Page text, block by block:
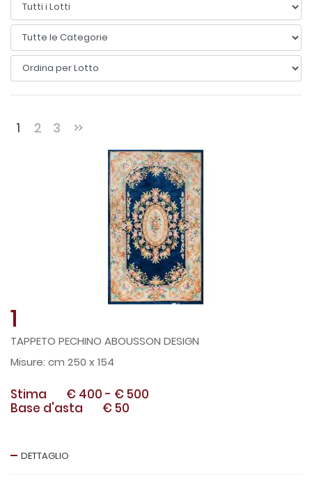
1 2 3
1
TAPPETO PECHINO ABOUSSON DESIGN
cm 250 x 154
Stima € 400 - € 500
Base d'asta
€ 50
DETTAGLIO